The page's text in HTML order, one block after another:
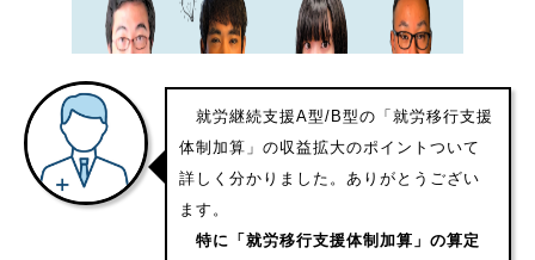
就労継続支援A型/B型の「就労移行支援
体制加算」の収益拡大のポイントついて
詳しく分かりました。ありがとうござい
ます。
特に「就労移行支援体制加算」の算定